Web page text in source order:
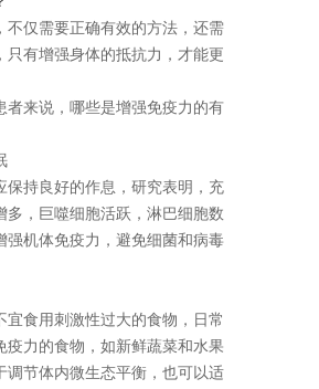
仅需要正确有效的方法，还需
只有增强身体的抵抗力，才能更
来说，哪些是增强免疫力的有
持良好的作息，研究表明，充
多，巨噬细胞活跃，淋巴细胞数
强机体免疫力，避免细菌和病毒
食用刺激性过大的食物，日常
疫力的食物，如新鲜蔬菜和水果
调节体内微生态平衡，也可以适